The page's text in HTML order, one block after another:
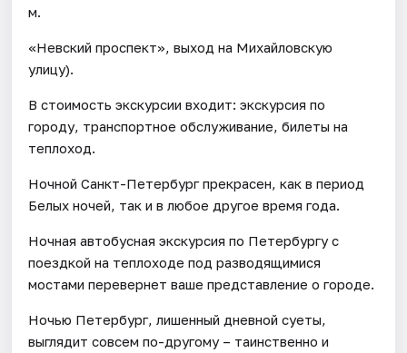
м.
«Невский проспект», выход на Михайловскую
улицу).
В стоимость экскурсии входит: экскурсия по
городу, транспортное обслуживание, билеты на
теплоход.
Ночной Санкт-Петербург прекрасен, как в период
Белых ночей, так и в любое другое время года.
Ночная автобусная экскурсия по Петербургу с
поездкой на теплоходе под разводящимися
мостами перевернет ваше представление о городе.
Ночью Петербург, лишенный дневной суеты,
выглядит совсем по-другому – таинственно и